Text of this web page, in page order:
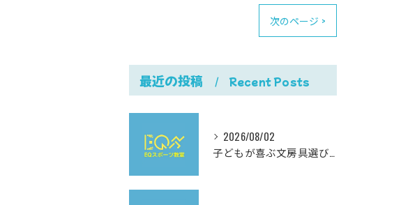
次のページ >
最近の投稿 Recent Posts
2026/08/02
子どもが喜ぶ文房具選びと使いやすさにこだわった最新おすすめガイド